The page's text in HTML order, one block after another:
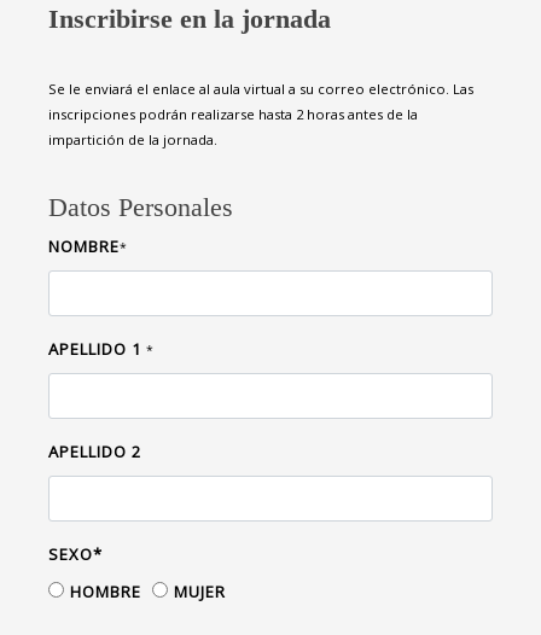
Inscribirse en la jornada
Se le enviará el enlace al aula virtual a su correo electrónico. Las
inscripciones podrán realizarse hasta 2 horas antes de la
impartición de la jornada.
Datos Personales
NOMBRE*
APELLIDO 1 *
APELLIDO 2
SEXO*
HOMBRE
MUJER